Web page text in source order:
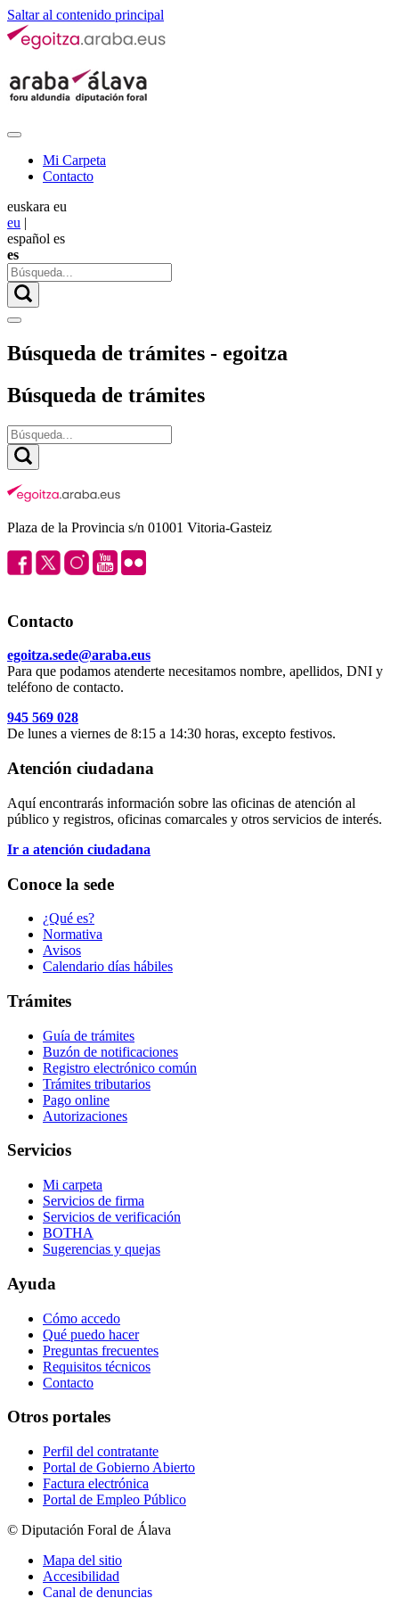
Saltar al contenido principal
Mi Carpeta
Contacto
euskara eu
eu |
español es
es
Búsqueda de trámites - egoitza
Búsqueda de trámites
Plaza de la Provincia s/n 01001 Vitoria-Gasteiz
Contacto
egoitza.sede@araba.eus
Para que podamos atenderte necesitamos nombre, apellidos, DNI y
teléfono de contacto.
945 569 028
De lunes a viernes de 8:15 a 14:30 horas, excepto festivos.
Atención ciudadana
Aquí encontrarás información sobre las oficinas de atención al
público y registros, oficinas comarcales y otros servicios de interés.
Ir a atención ciudadana
Conoce la sede
¿Qué es?
Normativa
Avisos
Calendario días hábiles
Trámites
Guía de trámites
Buzón de notificaciones
Registro electrónico común
Trámites tributarios
Pago online
Autorizaciones
Servicios
Mi carpeta
Servicios de firma
Servicios de verificación
BOTHA
Sugerencias y quejas
Ayuda
Cómo accedo
Qué puedo hacer
Preguntas frecuentes
Requisitos técnicos
Contacto
Otros portales
Perfil del contratante
Portal de Gobierno Abierto
Factura electrónica
Portal de Empleo Público
© Diputación Foral de Álava
Mapa del sitio
Accesibilidad
Canal de denuncias